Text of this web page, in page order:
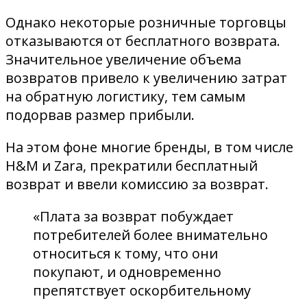
Однако некоторые розничные торговцы
отказываются от бесплатного возврата.
Значительное увеличение объема
возвратов привело к увеличению затрат
на обратную логистику, тем самым
подорвав размер прибыли.
На этом фоне многие бренды, в том числе
H&M и Zara, прекратили бесплатный
возврат и ввели комиссию за возврат.
«Плата за возврат побуждает
потребителей более внимательно
относиться к тому, что они
покупают, и одновременно
препятствует оскорбительному